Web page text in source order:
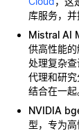
库服务，
Mistral AI
供高性能
处理复杂
代理和研
结合在一起
NVIDIA
型，专为